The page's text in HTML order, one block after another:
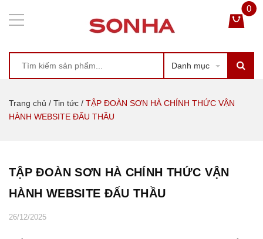
Danh mục
0
Trang chủ / Tin tức / TẬP ĐOÀN SƠN HÀ CHÍNH THỨC VẬN
HÀNH WEBSITE ĐẤU THẦU
TẬP ĐOÀN SƠN HÀ CHÍNH THỨC VẬN
HÀNH WEBSITE ĐẤU THẦU
26/12/2025